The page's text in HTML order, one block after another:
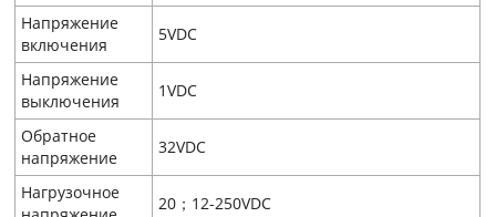
Напряжение
включения
5VDC
Напряжение
выключения
1VDC
Обратное
напряжение
32VDC
Нагрузочное
20；12-250VDC